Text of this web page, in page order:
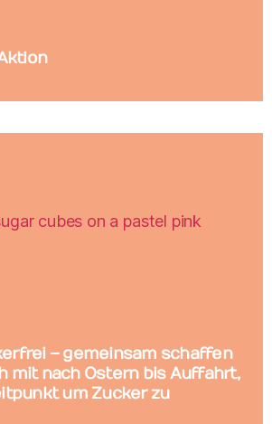
– gemeinsam schaffen
mit nach Ostern bis Auffahrt,
um Zucker zu